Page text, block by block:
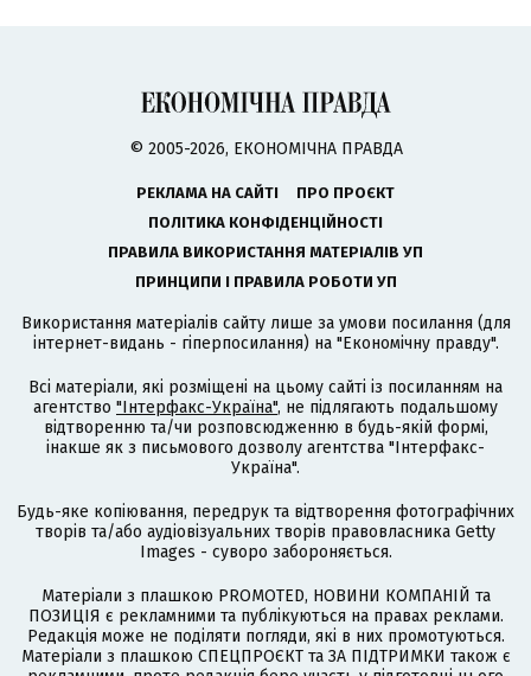
© 2005-2026, ЕКОНОМІЧНА ПРАВДА
РЕКЛАМА НА САЙТІ
ПРО ПРОЄКТ
ПОЛІТИКА КОНФІДЕНЦІЙНОСТІ
ПРАВИЛА ВИКОРИСТАННЯ МАТЕРІАЛІВ УП
ПРИНЦИПИ І ПРАВИЛА РОБОТИ УП
Використання матеріалів сайту лише за умови посилання (для
інтернет-видань - гіперпосилання) на "Економічну правду".
Всі матеріали, які розміщені на цьому сайті із посиланням на
агентство "Інтерфакс-Україна", не підлягають подальшому
відтворенню та/чи розповсюдженню в будь-якій формі,
інакше як з письмового дозволу агентства "Інтерфакс-
Україна".
Будь-яке копіювання, передрук та відтворення фотографічних
творів та/або аудіовізуальних творів правовласника Getty
Images - суворо забороняється.
Матеріали з плашкою PROMOTED, НОВИНИ КОМПАНІЙ та
ПОЗИЦІЯ є рекламними та публікуються на правах реклами.
Редакція може не поділяти погляди, які в них промотуються.
Матеріали з плашкою СПЕЦПРОЄКТ та ЗА ПІДТРИМКИ також є